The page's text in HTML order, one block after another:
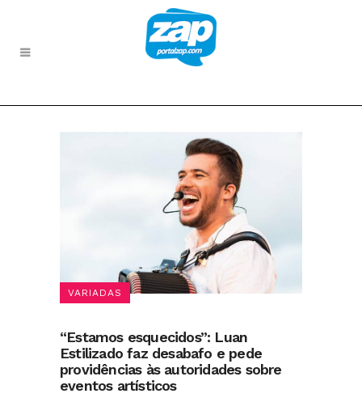
VARIADAS
“Estamos esquecidos”: Luan
Estilizado faz desabafo e pede
providências às autoridades sobre
eventos artísticos